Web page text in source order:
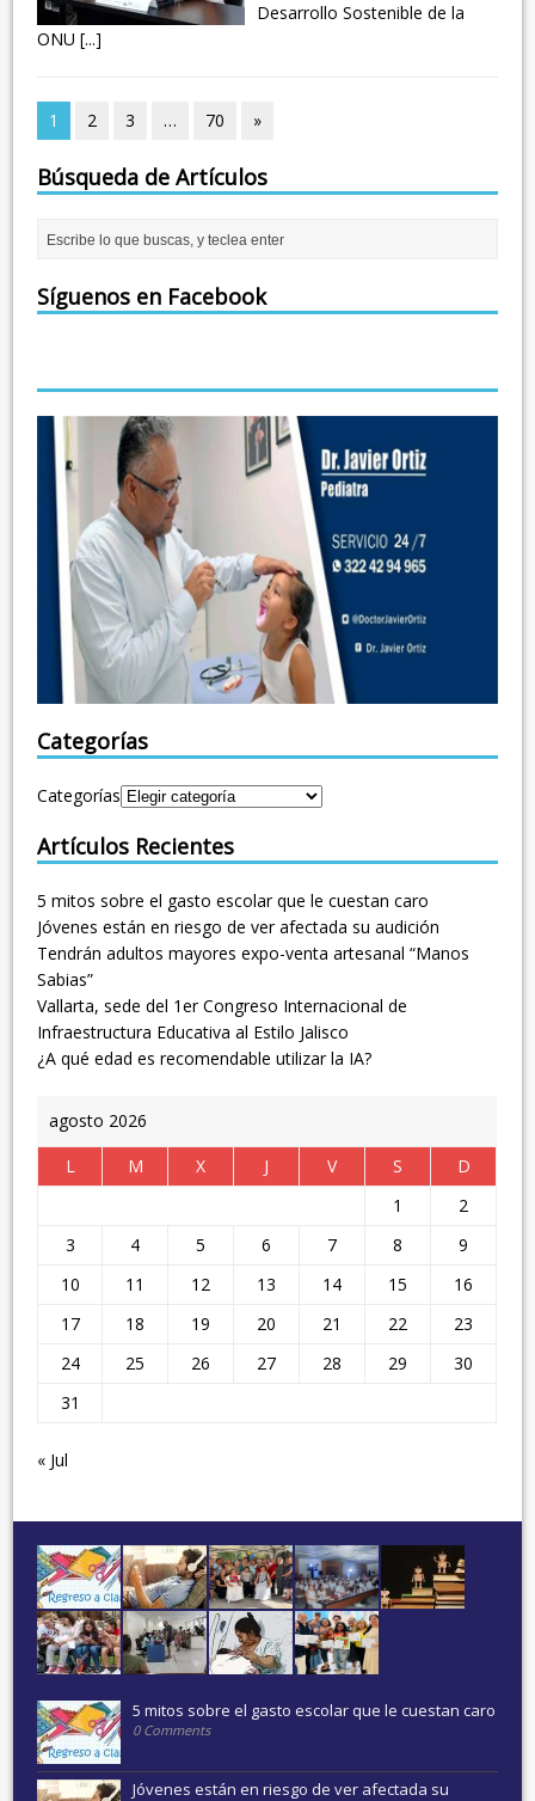
Desarrollo Sostenible de la
ONU[...]
1 2 3 … 70 »
Búsqueda de Artículos
Síguenos en Facebook
Categorías
Categorías
Artículos Recientes
5 mitos sobre el gasto escolar que le cuestan caro
Jóvenes están en riesgo de ver afectada su audición
Tendrán adultos mayores expo-venta artesanal “Manos
Sabias”
Vallarta, sede del 1er Congreso Internacional de
Infraestructura Educativa al Estilo Jalisco
¿A qué edad es recomendable utilizar la IA?
agosto 2026
L
M X J V S
D
1
2
3
4 5 6 7 8
9
10
11 12 13 14 15
16
17
18 19 20 21 22
23
24
25 26 27 28 29
30
31
« Jul
5 mitos sobre el gasto escolar que le cuestan caro
0 Comments
Jóvenes están en riesgo de ver afectada su